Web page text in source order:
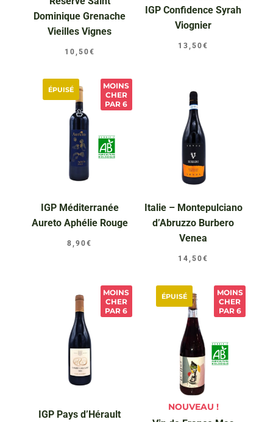
Dominique Grenache
Vieilles Vignes
10,50€
IGP Confidence Syrah
Viognier
13,50€
MOINS
CHER
PAR 6
ÉPUISÉ
IGP Méditerranée
Aureto Aphélie Rouge
8,90€
Italie – Montepulciano
d’Abruzzo Burbero
Venea
14,50€
MOINS
CHER
PAR 6
IGP Pays d’Hérault
MOINS
CHER
PAR 6
ÉPUISÉ
NOUVEAU !